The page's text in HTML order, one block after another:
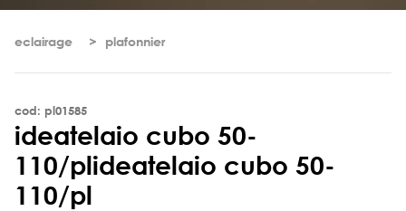
eclairage plafonnier
cod: pl01585
ideatelaio cubo 50-
1 10/plideatelaio cubo 50-
110/pl